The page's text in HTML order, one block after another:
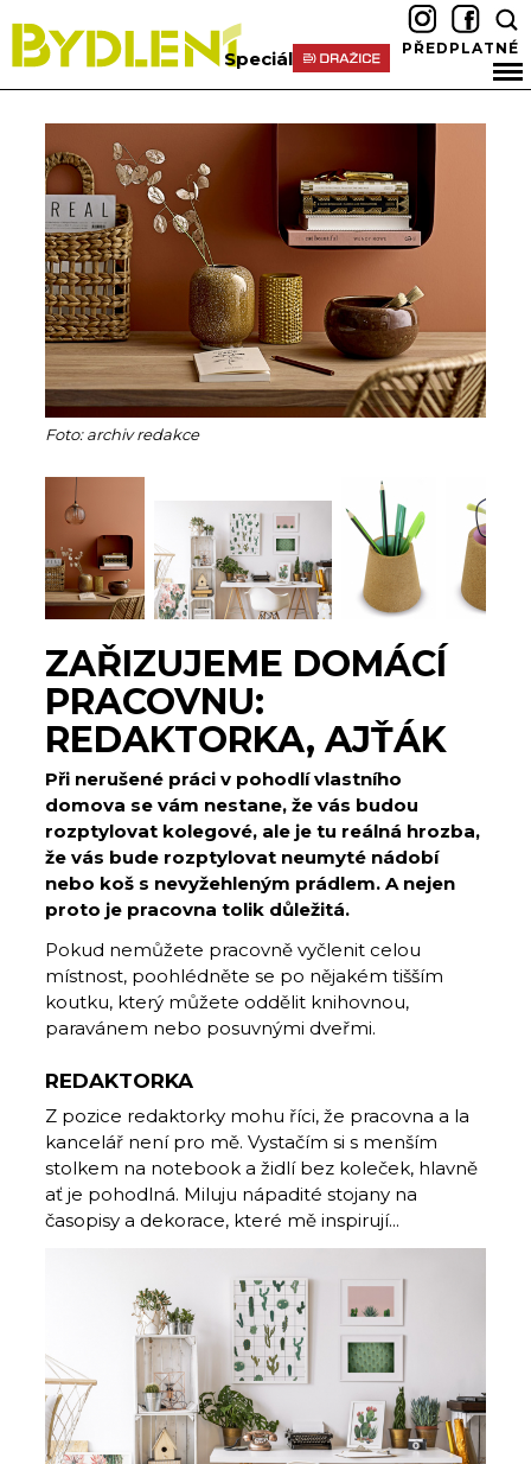
Speciál PŘEDPLATNÉ
Foto: archiv redakce
ZAŘIZUJEME DOMÁCÍ
PRACOVNU:
REDAKTORKA, AJŤÁK
Při nerušené práci v pohodlí vlastního
domova se vám nestane, že vás budou
rozptylovat kolegové, ale je tu reálná hrozba,
že vás bude rozptylovat neumyté nádobí
nebo koš s nevyžehleným prádlem. A nejen
proto je pracovna tolik důležitá.
Pokud nemůžete pracovně vyčlenit celou
místnost, poohlédněte se po nějakém tišším
koutku, který můžete oddělit knihovnou,
paravánem nebo posuvnými dveřmi.
REDAKTORKA
Z pozice redaktorky mohu říci, že pracovna a la
kancelář není pro mě. Vystačím si s menším
stolkem na notebook a židlí bez koleček, hlavně
ať je pohodlná. Miluju nápadité stojany na
časopisy a dekorace, které mě inspirují...